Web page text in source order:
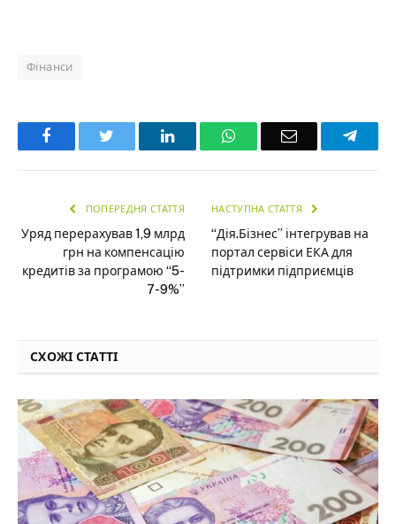
Фінанси
Facebook LinkedInWhatsAppEmail
ПОПЕРЕДНЯ СТАТТЯ
Уряд перерахував 1,9 млрд
грн на компенсацію
кредитів за програмою “5-
7-9%”
НАСТУПНА СТАТТЯ
“Дія.Бізнес” інтегрував на
портал сервіси ЕКА для
підтримки підприємців
СХОЖІ СТАТТІ